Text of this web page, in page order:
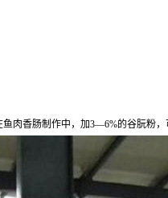
香肠制作中，加3—6%的谷朊粉，